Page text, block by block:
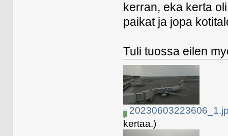
kerran, eka kerta
paikat ja jopa
Tuli tuossa eilen
kertaa.)